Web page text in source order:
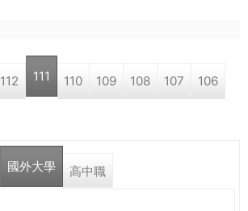
112 111 110 109 108 107 106
國外大學 高中職